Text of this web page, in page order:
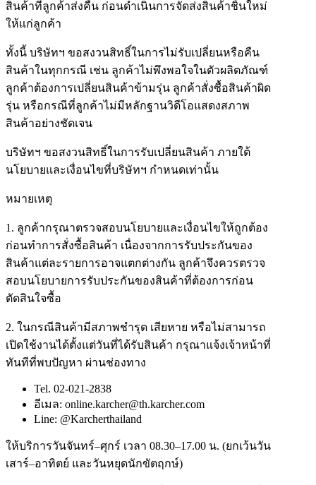
สินค้าที่ลูกค้าส่งคืน ก่อนดำเนินการจัดส่งสินค้าชิ้นใหม่
ให้แก่ลูกค้า
ทั้งนี้ บริษัทฯ ขอสงวนสิทธิ์ในการไม่รับเปลี่ยนหรือคืน
สินค้าในทุกกรณี เช่น ลูกค้าไม่พึงพอใจในตัวผลิตภัณฑ์
ลูกค้าต้องการเปลี่ยนสินค้าข้ามรุ่น ลูกค้าสั่งซื้อสินค้าผิด
รุ่น หรือกรณีที่ลูกค้าไม่มีหลักฐานวิดีโอแสดงสภาพ
สินค้าอย่างชัดเจน
บริษัทฯ ขอสงวนสิทธิ์ในการรับเปลี่ยนสินค้า ภายใต้
นโยบายและเงื่อนไขที่บริษัทฯ กำหนดเท่านั้น
หมายเหตุ
1. ลูกค้ากรุณาตรวจสอบนโยบายและเงื่อนไขให้ถูกต้อง
ก่อนทำการสั่งซื้อสินค้า เนื่องจากการรับประกันของ
สินค้าแต่ละรายการอาจแตกต่างกัน ลูกค้าจึงควรตรวจ
สอบนโยบายการรับประกันของสินค้าที่ต้องการก่อน
ตัดสินใจซื้อ
2. ในกรณีสินค้ามีสภาพชำรุด เสียหาย หรือไม่สามารถ
เปิดใช้งานได้ตั้งแต่วันที่ได้รับสินค้า กรุณาแจ้งเจ้าหน้าที่
ทันทีที่พบปัญหา ผ่านช่องทาง
Tel. 02-021-2838
อีเมล: online.karcher@th.karcher.com
Line: @Karcherthailand
ให้บริการวันจันทร์–ศุกร์ เวลา 08.30–17.00 น. (ยกเว้นวัน
เสาร์–อาทิตย์ และวันหยุดนักขัตฤกษ์)